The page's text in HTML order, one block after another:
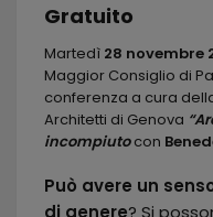
Gratuito
Martedì 28 novembre
Maggior Consiglio di
conferenza a cura
Architetti di Genova
incompiutocon
Può avere un
di genere? Si